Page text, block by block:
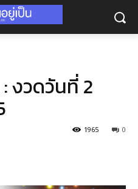
งวดวันที่ 2
0
1965